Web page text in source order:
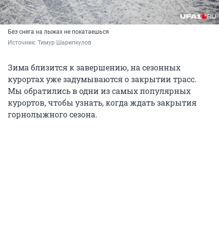
Без снега на лыжах не покатаешься
Источник: Тимур Шарипкулов
Зима близится к завершению, на сезонных
курортах уже задумываются о закрытии трасс.
Мы обратились в одни из самых популярных
курортов, чтобы узнать, когда ждать закрытия
горнолыжного сезона.